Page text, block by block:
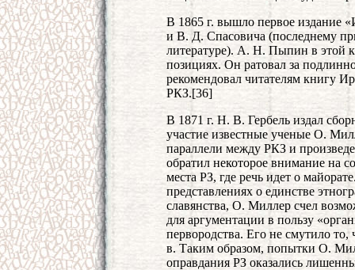
В 1865 г. вышло первое издание
и В. Д. Спасовича (последнему
литературе). А. Н. Пыпин в этой
позициях. Он ратовал за
рекомендовал читателям книгу
РКЗ.[36]
В 1871 г. Н. В. Гербель издал
участие известные ученые О.
параллели между РКЗ и
обратил некоторое внимание на
места РЗ, где речь идет о
представлениях о единстве
славянства, О. Миллер счел
для аргументации в пользу
первородства. Его не смутило
в. Таким образом, попытки О.
оправдания РЗ оказались